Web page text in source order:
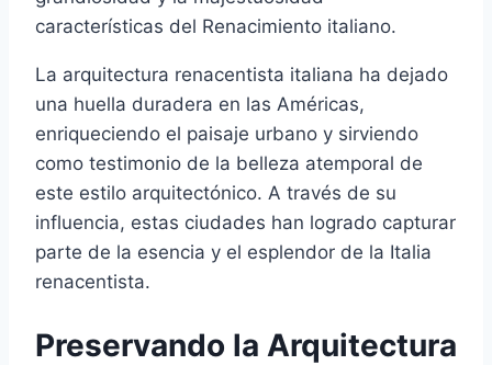
características del Renacimiento italiano.
La arquitectura renacentista italiana ha dejado
una huella duradera en las Américas,
enriqueciendo el paisaje urbano y sirviendo
como testimonio de la belleza atemporal de
este estilo arquitectónico. A través de su
influencia, estas ciudades han logrado capturar
parte de la esencia y el esplendor de la Italia
renacentista.
Preservando la Arquitectura